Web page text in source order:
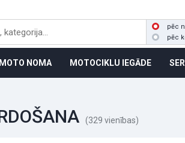
pēc
pēc
MOTO NOMA MOTOCIKLU IEGĀDE
(329 vienības)